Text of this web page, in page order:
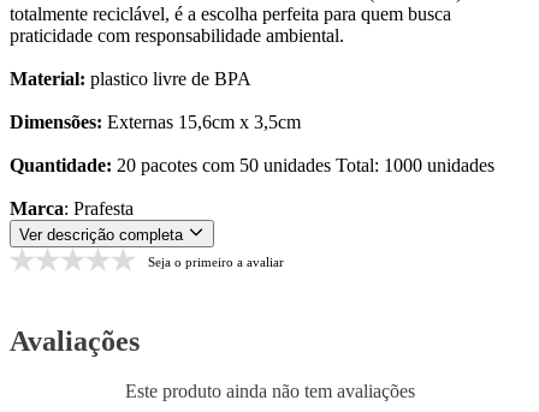
totalmente reciclável, é a escolha perfeita para quem busca
praticidade com responsabilidade ambiental.
Material: plastico livre de BPA
Dimensões: Externas 15,6cm x 3,5cm
Quantidade: 20 pacotes com 50 unidades Total: 1000 unidades
Marca: Prafesta
Ver descrição completa
Seja o primeiro a avaliar
Avaliações
Este produto ainda não tem avaliações